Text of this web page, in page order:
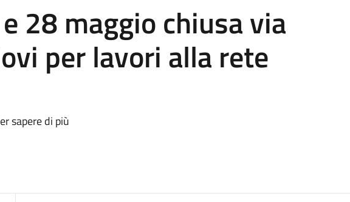
28 maggio chiusa via
per lavori alla rete
sapere di più